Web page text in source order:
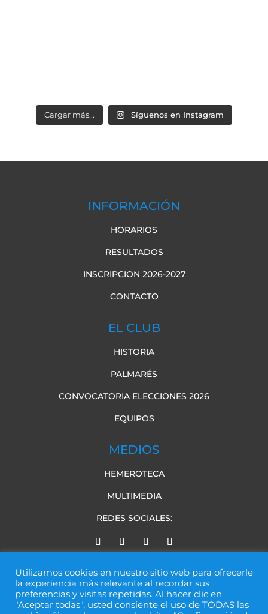
Cargar más... Síguenos en Instagram
INFORMACIÓN
HORARIOS
RESULTADOS
INSCRIPCION 2026-2027
CONTACTO
EL CLUB
HISTORIA
PALMARÉS
CONVOCATORIA ELECCIONES 2026
EQUIPOS
MEDIOS
HEMEROTECA
MULTIMEDIA
REDES SOCIALES:
Utilizamos cookies en nuestro sitio web para ofrecerle
la experiencia más relevante al recordar sus
preferencias y visitas repetidas. Al hacer clic en
"Aceptar todas", usted consiente el uso de TODAS las